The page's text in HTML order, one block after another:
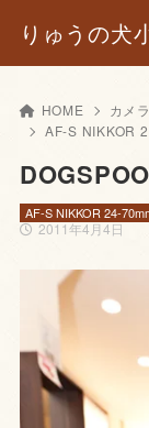
りゅうの犬
HOME カメ
AF-S NIKKOR
2011年4月4日
AF-S NIKKOR 24-